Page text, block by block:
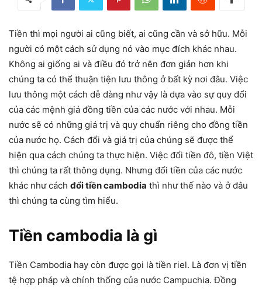
Tiền thì mọi người ai cũng biết, ai cũng cần và sở hữu. Mỗi
người có một cách sử dụng nó vào mục đích khác nhau.
Không ai giống ai và điều đó trở nên đơn giản hơn khi
chúng ta có thể thuận tiện lưu thông ở bất kỳ nơi đâu. Việc
lưu thông một cách dễ dàng như vậy là dựa vào sự quy đổi
của các mệnh giá đồng tiền của các nước với nhau. Mỗi
nước sẽ có những giá trị và quy chuẩn riêng cho đồng tiền
của nước họ. Cách đổi và giá trị của chúng sẽ được thể
hiện qua cách chúng ta thực hiện. Việc đổi tiền đô, tiền Việt
thì chúng ta rất thông dụng. Nhưng đổi tiền của các nước
khác như cách đổi tiền cambodia thì như thế nào và ở đâu
thì chúng ta cùng tìm hiểu.
Tiền cambodia là gì
Tiền Cambodia hay còn được gọi là tiền riel. Là đơn vị tiền
tệ hợp pháp và chính thống của nước Campuchia. Đồng